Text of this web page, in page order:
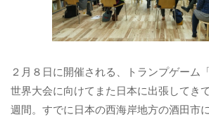
２月８日に開催される、トランプゲーム
世界大会に向けてまた日本に出張してき
週間。すでに日本の西海岸地方の酒田市